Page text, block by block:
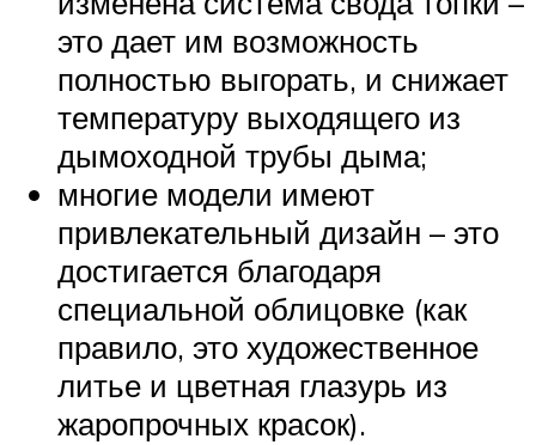
это дает им возможность
полностью выгорать, и снижает
температуру выходящего из
дымоходной трубы дыма;
многие модели имеют
привлекательный дизайн – это
достигается благодаря
специальной облицовке (как
правило, это художественное
литье и цветная глазурь из
жаропрочных красок).